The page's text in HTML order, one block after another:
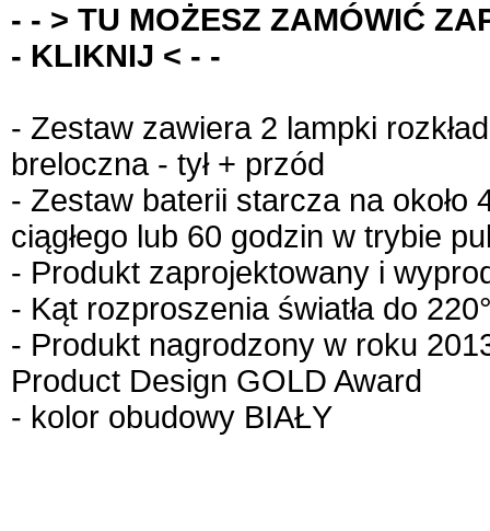
- - > TU MOŻESZ ZAMÓWIĆ
- KLIKNIJ < - -
- Zestaw zawiera 2 lampki
breloczna - tył + przód
- Zestaw baterii starcza na około
ciągłego lub 60 godzin w trybie
- Produkt zaprojektowany i
- Kąt rozproszenia światła do
- Produkt nagrodzony w roku
Product Design GOLD Award
- kolor obudowy BIAŁY